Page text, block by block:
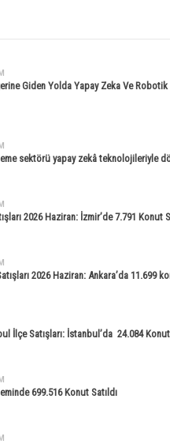
Giden Yolda Yapay Zeka Ve Robotik
sektörü yapay zekâ teknolojileriyle
2026 Haziran: İzmir’de 7.791 Konut
2026 Haziran: Ankara’da 11.699
İlçe Satışları: İstanbul’da 24.084 Konut
699.516 Konut Satıldı